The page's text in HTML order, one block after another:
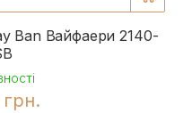
Ban Вайфаери 2140-